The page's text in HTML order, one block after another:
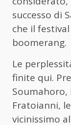
successo di
che il
boomerang.
Le
finite qui.
Soumahoro,
Fratoianni,
vicinissimo